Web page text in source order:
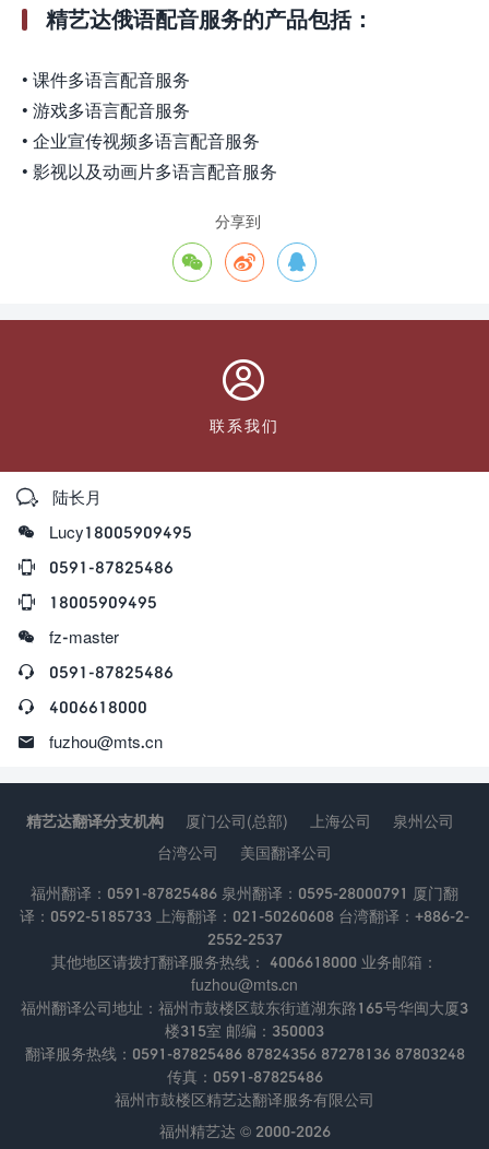
精艺达俄语配音服务的产品包括：
• 课件多语言配音服务
• 游戏多语言配音服务
• 企业宣传视频多语言配音服务
• 影视以及动画片多语言配音服务
分享到
  

联系我们

陆长月

Lucy18005909495

0591-87825486

18005909495

fz-master

0591-87825486

4006618000

fuzhou@mts.cn
精艺达翻译分支机构 厦门公司(总部) 上海公司
泉州公司
台湾公司
美国翻译公司
福州翻译：0591-87825486 泉州翻译：0595-28000791 厦门翻
译：0592-5185733 上海翻译：021-50260608 台湾翻译：+886-2-
2552-2537
其他地区请拨打翻译服务热线： 4006618000 业务邮箱：
fuzhou@mts.cn
福州翻译公司地址：福州市鼓楼区鼓东街道湖东路165号华闽大厦3
楼315室 邮编：350003
翻译服务热线：0591-87825486 87824356 87278136 87803248
传真：0591-87825486
福州市鼓楼区精艺达翻译服务有限公司
福州精艺达 © 2000-2026